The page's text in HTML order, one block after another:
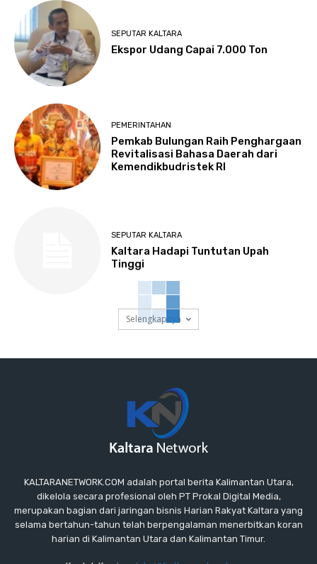
SEPUTAR KALTARA
Ekspor Udang Capai 7.000 Ton
PEMERINTAHAN
Pemkab Bulungan Raih Penghargaan
Revitalisasi Bahasa Daerah dari
Kemendikbudristek RI
SEPUTAR KALTARA
Kaltara Hadapi Tuntutan Upah
Tinggi
Selengkapnya
KALTARANETWORK.COM adalah portal berita Kalimantan Utara,
dikelola secara profesional oleh PT Prokal Digital Media,
merupakan bagian dari jaringan bisnis Harian Rakyat Kaltara yang
selama bertahun-tahun telah berpengalaman menerbitkan koran
harian di Kalimantan Utara dan Kalimantan Timur.